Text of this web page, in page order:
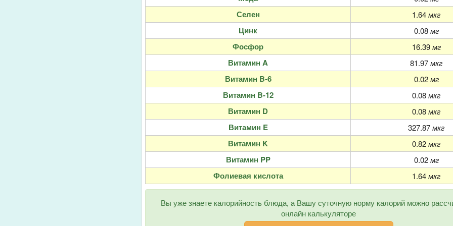
Селен 1.64мкг
Цинк 0.08 мг
Фосфор 16.39 мг
Витамин A 81.97мкг
Витамин B-6 0.02 мг
Витамин B-12 0.08мкг
Витамин D 0.08мкг
Витамин E 327.87мкг
Витамин K 0.82мкг
Витамин PP 0.02 мг
Фолиевая кислота 1.64мкг
Вы уже знаете калорийность блюда, а Вашу суточную норму калорий можно
онлайн калькуляторе